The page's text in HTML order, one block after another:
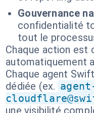
Gouvernance
confidentialité
tout le
Chaque action est
automatiquement
Chaque agent
dédiée (ex.
une visibilité